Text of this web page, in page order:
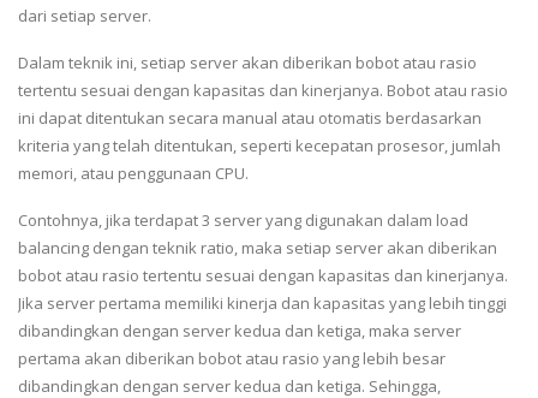
dari setiap server.
Dalam teknik ini, setiap server akan diberikan bobot atau rasio
tertentu sesuai dengan kapasitas dan kinerjanya. Bobot atau rasio
ini dapat ditentukan secara manual atau otomatis berdasarkan
kriteria yang telah ditentukan, seperti kecepatan prosesor, jumlah
memori, atau penggunaan CPU.
Contohnya, jika terdapat 3 server yang digunakan dalam load
balancing dengan teknik ratio, maka setiap server akan diberikan
bobot atau rasio tertentu sesuai dengan kapasitas dan kinerjanya.
Jika server pertama memiliki kinerja dan kapasitas yang lebih tinggi
dibandingkan dengan server kedua dan ketiga, maka server
pertama akan diberikan bobot atau rasio yang lebih besar
dibandingkan dengan server kedua dan ketiga. Sehingga,